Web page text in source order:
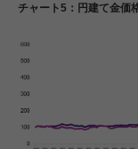
チャート5：円建て金価